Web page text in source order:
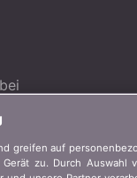
greifen auf
zu. Durch Auswahl